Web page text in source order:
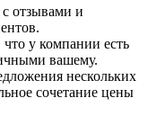
с отзывами и
что у компании есть
вашему.
нескольких
сочетание цены